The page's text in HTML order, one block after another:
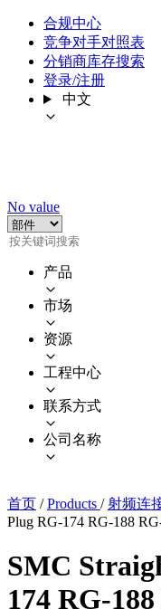
合规中心
竞争对手对照表
分销商库存搜索
登录/注册
中文
No value
产品
市场
资源
工程中心
联系方式
公司名称
首页 / Products / 射频连
Plug RG-174 RG-188
SMC
174 RG-